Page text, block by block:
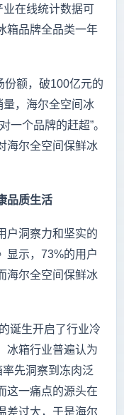
在线统计数据可
箱品牌全品类一年
额，破100亿元的
，海尔全空间冰
一个品牌的赶超”。
海尔全空间保鲜冰
品质生活
洞察力和坚实的
显示，73%的用户
海尔全空间保鲜冰
生开启了行业冷
冰箱行业普遍认为
率先洞察到冻肉泛
这一痛点的源头在
差过大，于是海尔